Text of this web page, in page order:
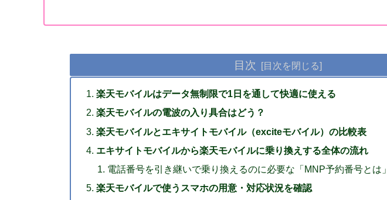
目次
楽天モバイルはデータ無制限で1日を通して快適に使える
楽天モバイルの電波の入り具合はどう？
楽天モバイルとエキサイトモバイル（exciteモバイル）の比較表
エキサイトモバイルから楽天モバイルに乗り換えする全体の流れ
電話番号を引き継いで乗り換えるのに必要な「MNP予約番号とは」
楽天モバイルで使うスマホの用意・対応状況を確認